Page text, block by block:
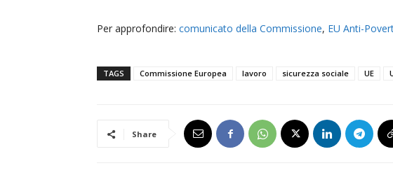
Per approfondire: comunicato della Commissione, EU Anti-
TAGS Commissione Europea lavoro sicurezza sociale UE
Share